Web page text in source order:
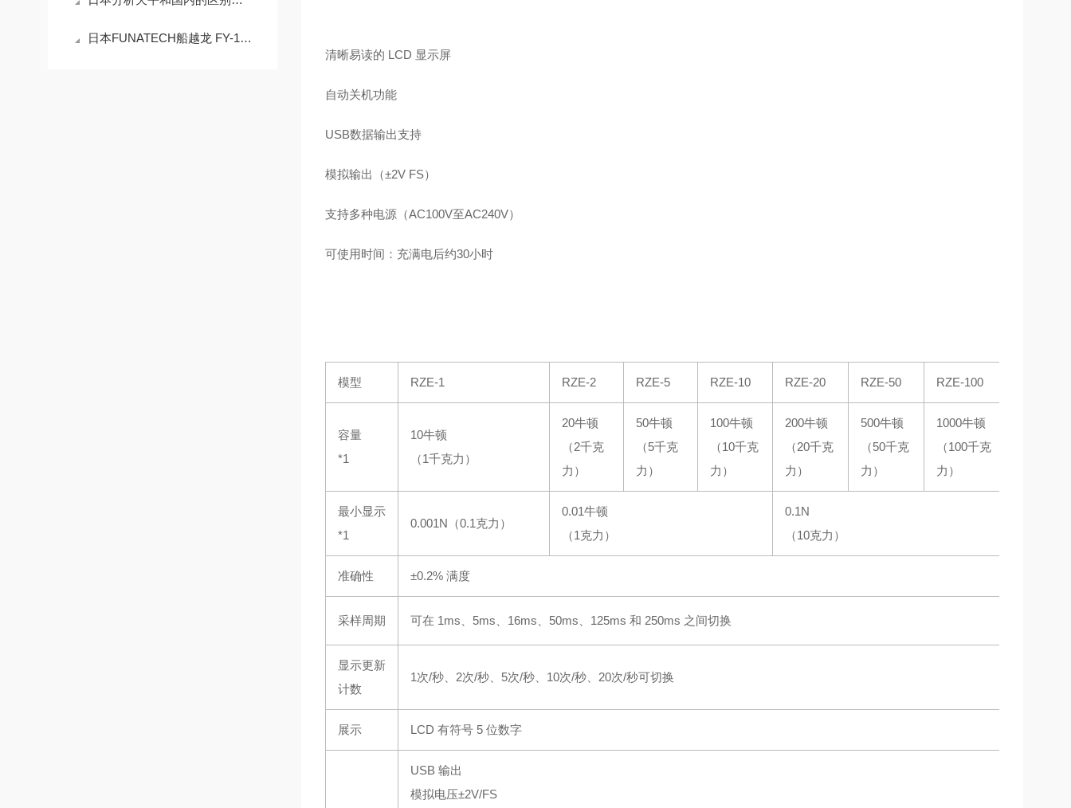
日本FUNATECH船越龙 FY-18N表面检查灯
清晰易读的 LCD 显示屏
自动关机功能
USB数据输出支持
模拟输出（±2V FS）
支持多种电源（AC100V至AC240V）
可使用时间：充满电后约30小时
模型 RZE-1 RZE-2 RZE-5 RZE-10 RZE-20 RZE-50 RZE-100
容量
*1
10牛顿
（1千克力）
20牛顿
（2千克
力）
50牛顿
（5千克
力）
100牛顿
（10千克
力）
200牛顿
（20千克
力）
500牛顿
（50千克
力）
1000牛顿
（100千克
力）
最小显示
*1
0.001N（0.1克力）
0.01牛顿
（1克力）
0.1N
（10克力）
准确性 ±0.2% 满度
采样周期 可在 1ms、5ms、16ms、50ms、125ms 和 250ms 之间切换
显示更新
计数
1次/秒、2次/秒、5次/秒、10次/秒、20次/秒可切换
展示 LCD 有符号 5 位数字
USB 输出
模拟电压±2V/FS